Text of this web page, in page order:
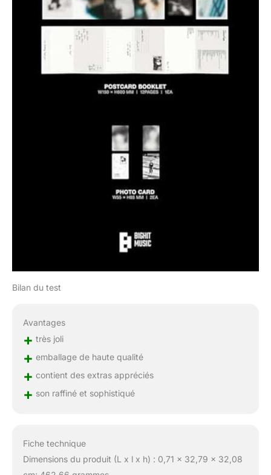
Bilan du test
Avantages
+ très joli
+ emballage de haute qualité
+ contient des extras appréciés
+ son raffiné et sophistiqué
Fiche technique
Dimensions du produit (L x l x h) : 0,71 x 32,79 x 32,08